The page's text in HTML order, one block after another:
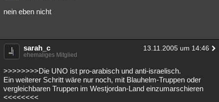
nein eben nicht
sarah_c 13.11.2005 um 14:46
ehemaliges Mitglied
>>>>>>>>Die UNO ist pro-arabisch und anti-israelisch.
Ein weiterer Schritt wäre nur noch, mit Blauhelm-Truppen oder
vergleichbaren Truppen im Westjordan-Land einzumarschieren
<<<<<<<<